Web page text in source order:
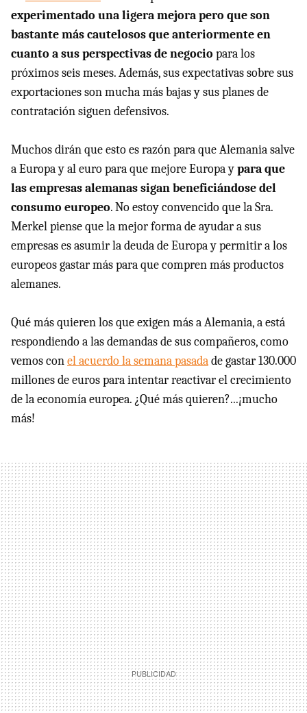
experimentado una ligera mejora pero que son
bastante más cautelosos que anteriormente en
cuanto a sus perspectivas de negocio para los
próximos seis meses. Además, sus expectativas sobre sus
exportaciones son mucha más bajas y sus planes de
contratación siguen defensivos.
Muchos dirán que esto es razón para que Alemania salve
a Europa y al euro para que mejore Europa ypara que
las empresas alemanas sigan beneficiándose del
consumo europeo. No estoy convencido que la Sra.
Merkel piense que la mejor forma de ayudar a sus
empresas es asumir la deuda de Europa y permitir a los
europeos gastar más para que compren más productos
alemanes.
Qué más quieren los que exigen más a Alemania, a está
respondiendo a las demandas de sus compañeros, como
vemos conel acuerdo la semana pasadade gastar 130.000
millones de euros para intentar reactivar el crecimiento
de la economía europea. ¿Qué más quieren?...¡mucho
más!